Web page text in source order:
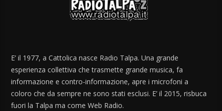
E’ il 1977, a Cattolica nasce Radio Talpa. Una grande
esperienza collettiva che trasmette grande musica, fa
informazione e contro-informazione, apre i microfoni a
coloro che da sempre ne sono stati esclusi. E’ il 2015, risbuca
fuori la Talpa ma come Web Radio.